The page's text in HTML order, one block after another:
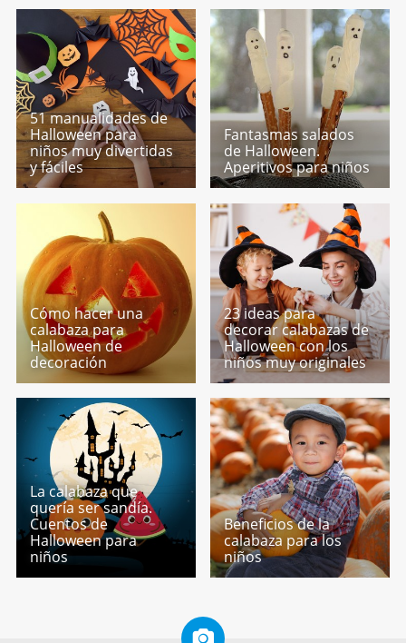
51 manualidades de
Halloween para
niños muy divertidas
y fáciles
Fantasmas salados
de Halloween.
Aperitivos para niños
Cómo hacer una
calabaza para
Halloween de
decoración
23 ideas para
decorar calabazas de
Halloween con los
niños muy originales
La calabaza que
quería ser sandía.
Cuentos de
Halloween para
niños
Beneficios de la
calabaza para los
niños